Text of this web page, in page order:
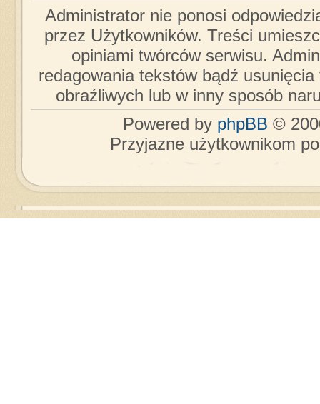
Administrator nie ponosi
przez Użytkowników. Treści
opiniami twórców serwisu.
redagowania tekstów bądź
obraźliwych lub w inny sposób
Powered by phpBB ©
Przyjazne użytkownikom